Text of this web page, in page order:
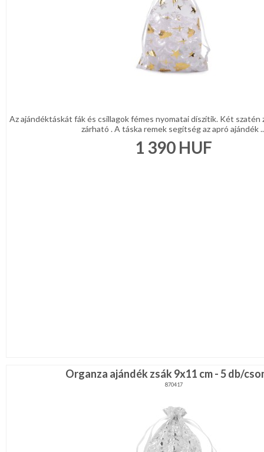
Az ajándéktáskát fák és csillagok fémes nyomatai díszítik. Két szatén
zárható . A táska remek segítség az apró ajándék
1 390 HUF
Organza ajándék zsák 9x11 cm - 5 db/
870417